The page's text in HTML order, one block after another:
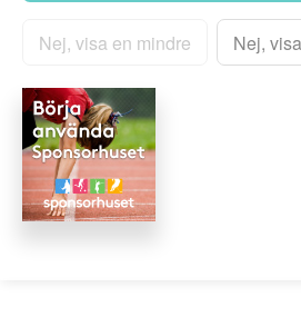
Nej, visa en mindre Nej,